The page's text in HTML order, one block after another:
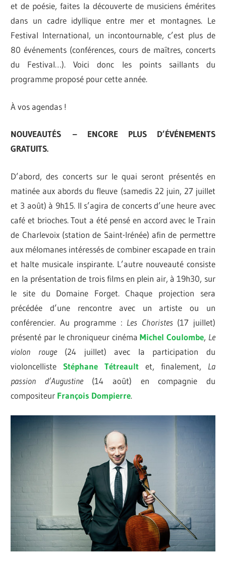
et de poésie, faites la découverte de musiciens émérites
dans un cadre idyllique entre mer et montagnes. Le
Festival International, un incontournable, c’est plus de
80 événements (conférences, cours de maîtres, concerts
du Festival…). Voici donc les points saillants du
programme proposé pour cette année.
À vos agendas !
NOUVEAUTÉS – ENCORE PLUS D’ÉVÉNEMENTS
GRATUITS.
D’abord, des concerts sur le quai seront présentés en
matinée aux abords du fleuve (samedis 22 juin, 27 juillet
et 3 août) à 9h15. Il s’agira de concerts d’une heure avec
café et brioches. Tout a été pensé en accord avec le Train
de Charlevoix (station de Saint-Irénée) afin de permettre
aux mélomanes intéressés de combiner escapade en train
et halte musicale inspirante. L’autre nouveauté consiste
en la présentation de trois films en plein air, à 19h30, sur
le site du Domaine Forget. Chaque projection sera
précédée d’une rencontre avec un artiste ou un
conférencier. Au programme : Les Choristes (17 juillet)
présenté par le chroniqueur cinémaMichel Coulombe, Le
violon
rouge(24 juillet) avec la participation du
violoncellisteStéphane Tétreault et, finalement, La
passion d’Augustine(14 août) en compagnie du
compositeur François Dompierre.